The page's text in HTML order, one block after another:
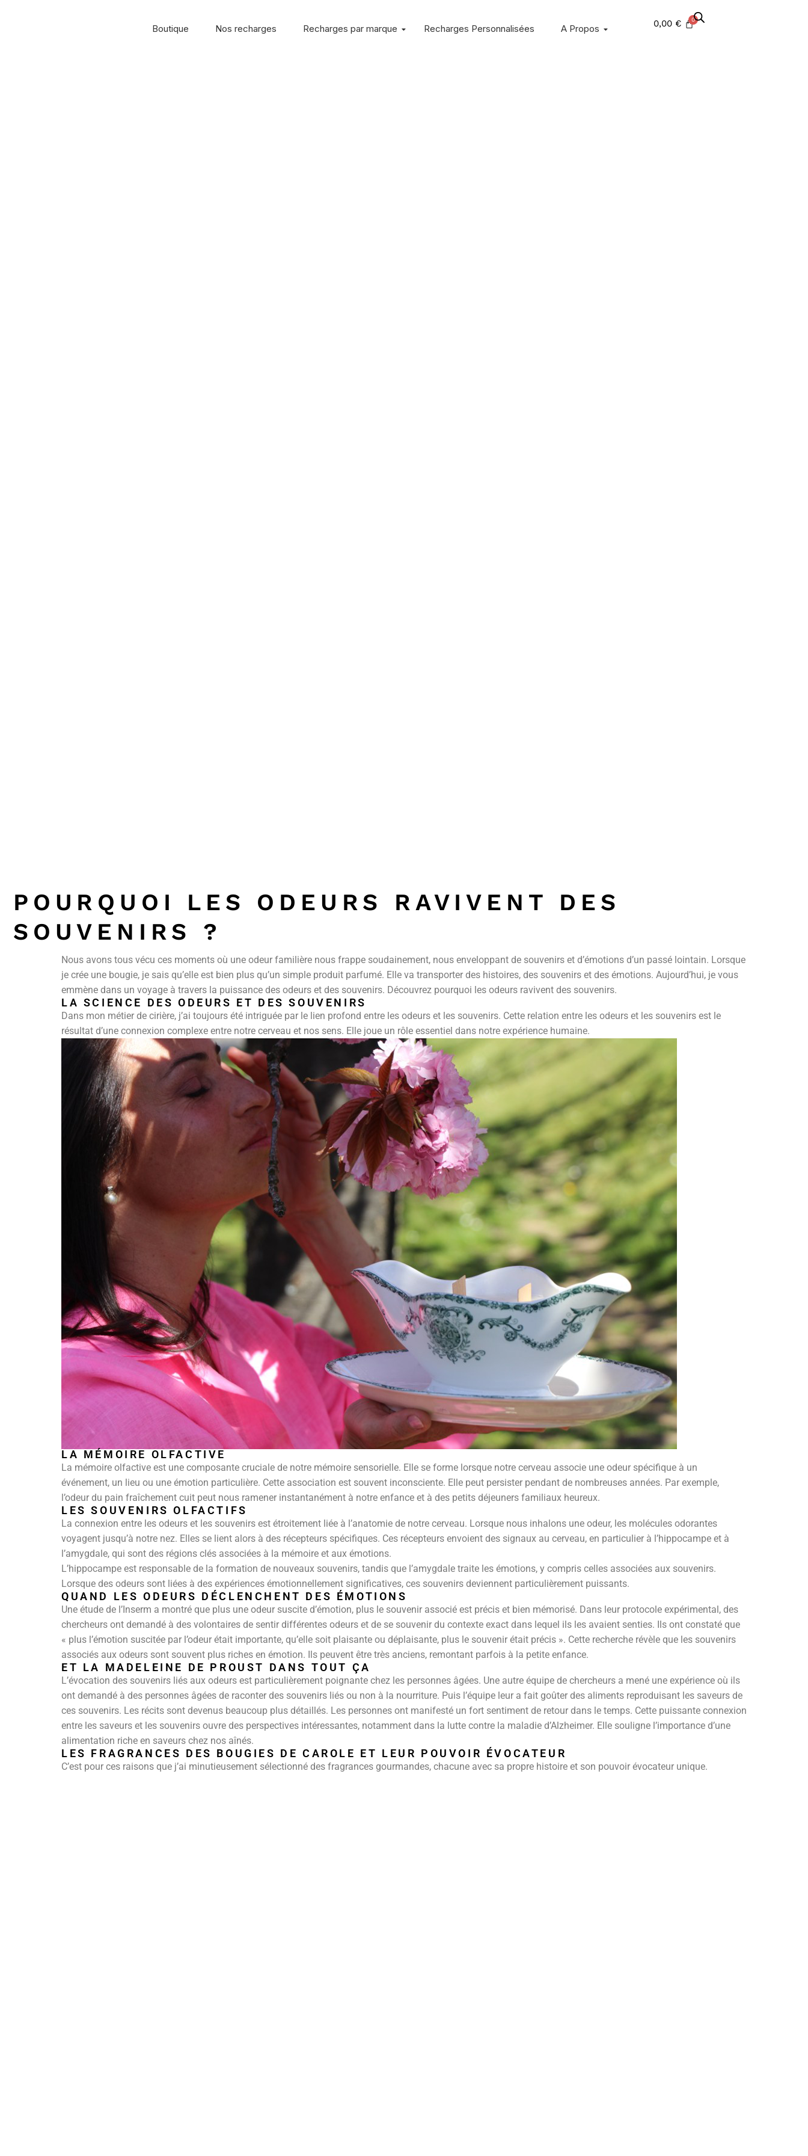
Boutique Nos recharges Recharges par marque Recharges Personnalisées A Propos 0,00 €
POURQUOI LES ODEURS RAVIVENT DES
SOUVENIRS ?
Nous avons tous vécu ces moments où une odeur familière nous frappe soudainement, nous enveloppant de souvenirs et d’émotions d’un passé lointain. Lorsque
je crée une bougie, je sais qu’elle est bien plus qu’un simple produit parfumé. Elle va transporter des histoires, des souvenirs et des émotions. Aujourd’hui, je vous
emmène dans un voyage à travers la puissance des odeurs et des souvenirs. Découvrez pourquoi les odeurs ravivent des souvenirs.
LA SCIENCE DES ODEURS ET DES SOUVENIRS
Dans mon métier de cirière, j’ai toujours été intriguée par le lien profond entre les odeurs et les souvenirs. Cette relation entre les odeurs et les souvenirs est le
résultat d’une connexion complexe entre notre cerveau et nos sens. Elle joue un rôle essentiel dans notre expérience humaine.
LA MÉMOIRE OLFACTIVE
La mémoire olfactive est une composante cruciale de notre mémoire sensorielle. Elle se forme lorsque notre cerveau associe une odeur spécifique à un
événement, un lieu ou une émotion particulière. Cette association est souvent inconsciente. Elle peut persister pendant de nombreuses années. Par exemple,
l’odeur du pain fraîchement cuit peut nous ramener instantanément à notre enfance et à des petits déjeuners familiaux heureux.
LES SOUVENIRS OLFACTIFS
La connexion entre les odeurs et les souvenirs est étroitement liée à l’anatomie de notre cerveau. Lorsque nous inhalons une odeur, les molécules odorantes
voyagent jusqu’à notre nez. Elles se lient alors à des récepteurs spécifiques. Ces récepteurs envoient des signaux au cerveau, en particulier à l’hippocampe et à
l’amygdale, qui sont des régions clés associées à la mémoire et aux émotions.
L’hippocampe est responsable de la formation de nouveaux souvenirs, tandis que l’amygdale traite les émotions, y compris celles associées aux souvenirs.
Lorsque des odeurs sont liées à des expériences émotionnellement significatives, ces souvenirs deviennent particulièrement puissants.
QUAND LES ODEURS DÉCLENCHENT DES ÉMOTIONS
Une étude de l’Inserm a montré que plus une odeur suscite d’émotion, plus le souvenir associé est précis et bien mémorisé. Dans leur protocole expérimental, des
chercheurs ont demandé à des volontaires de sentir différentes odeurs et de se souvenir du contexte exact dans lequel ils les avaient senties. Ils ont constaté que
« plus l’émotion suscitée par l’odeur était importante, qu’elle soit plaisante ou déplaisante, plus le souvenir était précis ». Cette recherche révèle que les souvenirs
associés aux odeurs sont souvent plus riches en émotion. Ils peuvent être très anciens, remontant parfois à la petite enfance.
ET LA MADELEINE DE PROUST DANS TOUT ÇA
L’évocation des souvenirs liés aux odeurs est particulièrement poignante chez les personnes âgées. Une autre équipe de chercheurs a mené une expérience où ils
ont demandé à des personnes âgées de raconter des souvenirs liés ou non à la nourriture. Puis l’équipe leur a fait goûter des aliments reproduisant les saveurs de
ces souvenirs. Les récits sont devenus beaucoup plus détaillés. Les personnes ont manifesté un fort sentiment de retour dans le temps. Cette puissante connexion
entre les saveurs et les souvenirs ouvre des perspectives intéressantes, notamment dans la lutte contre la maladie d’Alzheimer. Elle souligne l’importance d’une
alimentation riche en saveurs chez nos aînés.
LES FRAGRANCES DES BOUGIES DE CAROLE ET LEUR POUVOIR ÉVOCATEUR
C’est pour ces raisons que j’ai minutieusement sélectionné des fragrances gourmandes, chacune avec sa propre histoire et son pouvoir évocateur unique.